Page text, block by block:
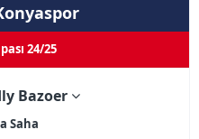
24/25
Bazoer
Saha